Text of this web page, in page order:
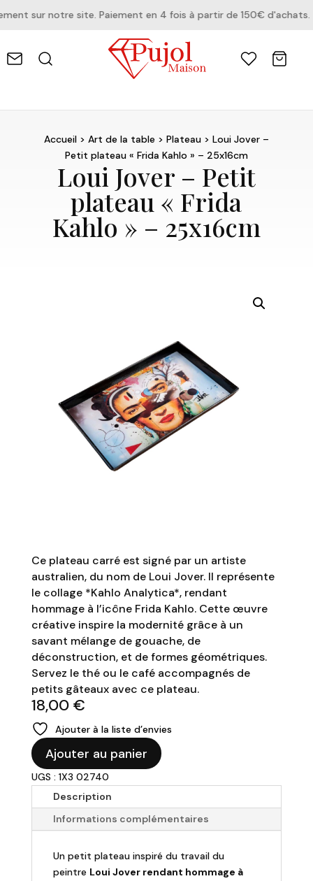
sur notre site. Paiement en 4 fois à partir de 150€ d'achats.
Accueil> Art de la table> Plateau> Loui Jover –
Petit plateau « Frida Kahlo » – 25x16cm
Loui Jover – Petit
plateau « Frida
Kahlo » – 25x16cm
Ce plateau carré est signé par un artiste
australien, du nom de Loui Jover. Il représente
le collage *Kahlo Analytica*, rendant
hommage à l’icône Frida Kahlo. Cette œuvre
créative inspire la modernité grâce à un
savant mélange de gouache, de
déconstruction, et de formes géométriques.
Servez le thé ou le café accompagnés de
petits gâteaux avec ce plateau.
18,00 €
Ajouter à la liste d’envies
quantité
de
Loui
Jover
-
"Frida
Kahlo"
Ajouter au panier
UGS : 1X3 02740
Description
Informations complémentaires
Un petit plateau inspiré du travail du
peintre Loui Jover rendant hommage à